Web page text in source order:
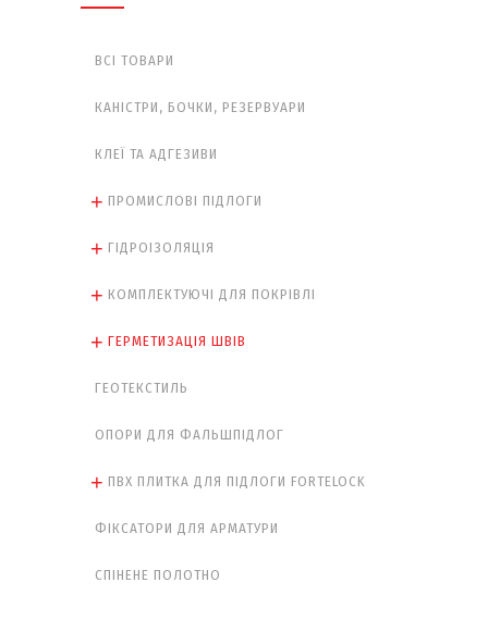
ВСІ ТОВАРИ
КАНІСТРИ, БОЧКИ, РЕЗЕРВУАРИ
КЛЕЇ ТА АДГЕЗИВИ
ПРОМИСЛОВІ ПІДЛОГИ
ГІДРОІЗОЛЯЦІЯ
КОМПЛЕКТУЮЧІ ДЛЯ ПОКРІВЛІ
ГЕРМЕТИЗАЦІЯ ШВІВ
ГЕОТЕКСТИЛЬ
ОПОРИ ДЛЯ ФАЛЬШПІДЛОГ
ПВХ ПЛИТКА ДЛЯ ПІДЛОГИ FORTELOCK
ФІКСАТОРИ ДЛЯ АРМАТУРИ
СПІНЕНЕ ПОЛОТНО